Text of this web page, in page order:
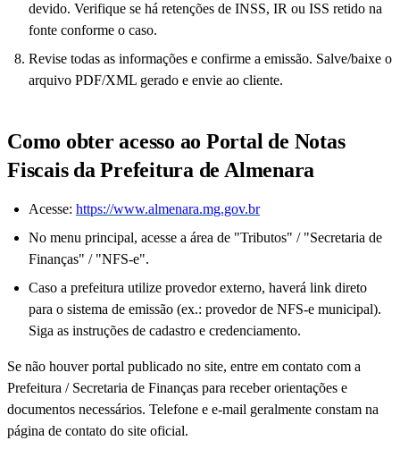
devido. Verifique se há retenções de INSS, IR ou ISS retido na
fonte conforme o caso.
Revise todas as informações e confirme a emissão. Salve/baixe o
arquivo PDF/XML gerado e envie ao cliente.
Como obter acesso ao Portal de Notas
Fiscais da Prefeitura de Almenara
Acesse: https://www.almenara.mg.gov.br
No menu principal, acesse a área de "Tributos" / "Secretaria de
Finanças" / "NFS-e".
Caso a prefeitura utilize provedor externo, haverá link direto
para o sistema de emissão (ex.: provedor de NFS-e municipal).
Siga as instruções de cadastro e credenciamento.
Se não houver portal publicado no site, entre em contato com a
Prefeitura / Secretaria de Finanças para receber orientações e
documentos necessários. Telefone e e-mail geralmente constam na
página de contato do site oficial.